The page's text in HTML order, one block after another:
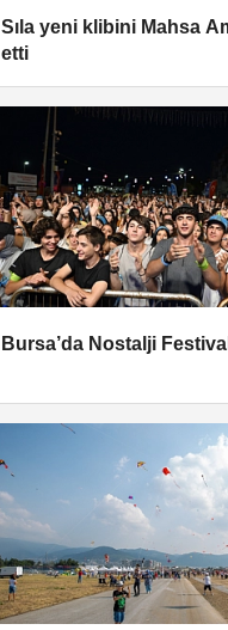
Sıla yeni klibini Mahsa
etti
Bursa’da Nostalji